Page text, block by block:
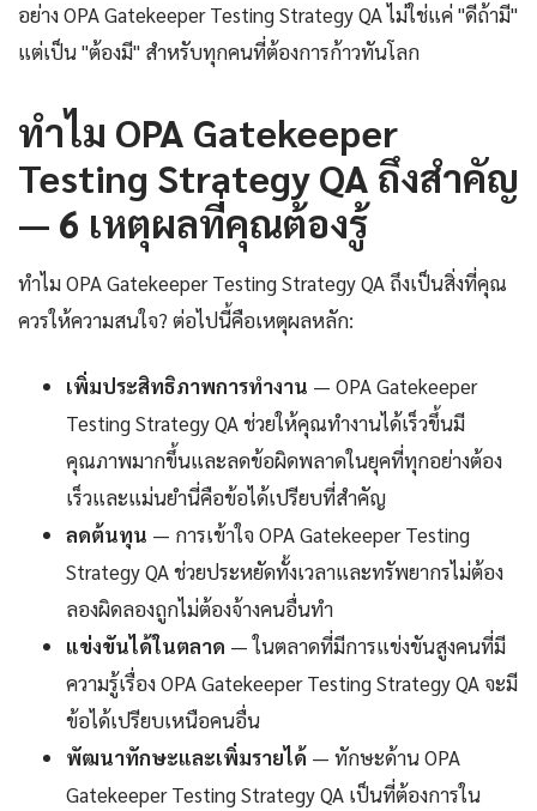
อย่าง OPA Gatekeeper Testing Strategy QA ไม่ใช่แค่ "ดีถ้ามี"
แต่เป็น "ต้องมี" สำหรับทุกคนที่ต้องการก้าวทันโลก
ทำไม OPA Gatekeeper
Testing Strategy QA ถึงสำคัญ
— 6 เหตุผลที่คุณต้องรู้
ทำไม OPA Gatekeeper Testing Strategy QA ถึงเป็นสิ่งที่คุณ
ควรให้ความสนใจ? ต่อไปนี้คือเหตุผลหลัก:
เพิ่มประสิทธิภาพการทำงาน — OPA Gatekeeper
Testing Strategy QA ช่วยให้คุณทำงานได้เร็วขึ้นมี
คุณภาพมากขึ้นและลดข้อผิดพลาดในยุคที่ทุกอย่างต้อง
เร็วและแม่นยำนี่คือข้อได้เปรียบที่สำคัญ
ลดต้นทุน — การเข้าใจ OPA Gatekeeper Testing
Strategy QA ช่วยประหยัดทั้งเวลาและทรัพยากรไม่ต้อง
ลองผิดลองถูกไม่ต้องจ้างคนอื่นทำ
แข่งขันได้ในตลาด — ในตลาดที่มีการแข่งขันสูงคนที่มี
ความรู้เรื่อง OPA Gatekeeper Testing Strategy QA จะมี
ข้อได้เปรียบเหนือคนอื่น
พัฒนาทักษะและเพิ่มรายได้ — ทักษะด้าน OPA
Gatekeeper Testing Strategy QA เป็นที่ต้องการใน